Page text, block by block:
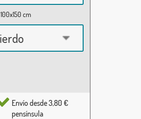
cm
Envío desde 3,80 €
pensínsula